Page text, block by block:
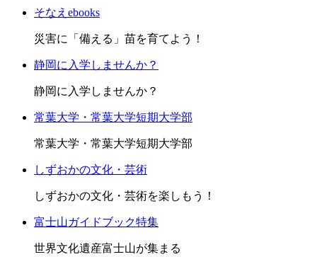
そなえebooks
災害に「備える」苗を育てよう！
静岡に入学しませんか？
静岡に入学しませんか？
常葉大学・常葉大学短期大学部
常葉大学・常葉大学短期大学部
しずおかの文化・芸術
しずおかの文化・芸術を楽しもう！
富士山ガイドブック特集
世界文化遺産富士山が集まる